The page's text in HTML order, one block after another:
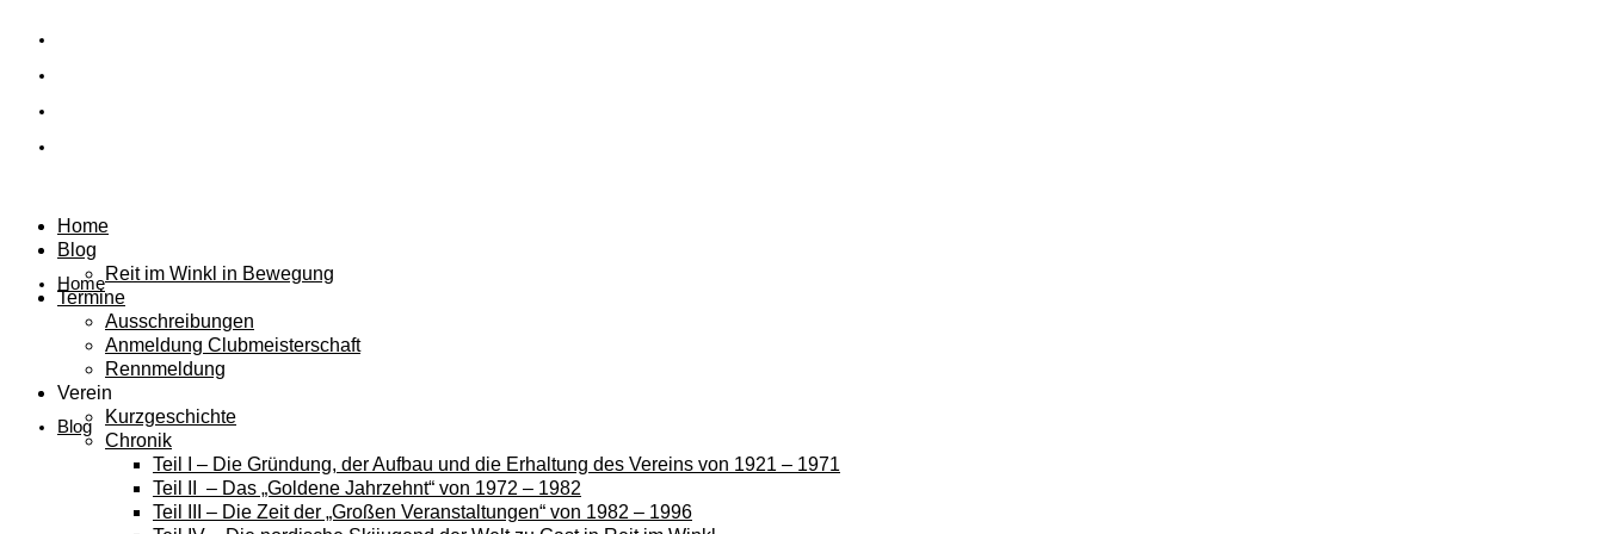
Home
Blog
Home
Blog
Reit im Winkl in Bewegung
Termine
Ausschreibungen
Anmeldung Clubmeisterschaft
Rennmeldung
Verein
Kurzgeschichte
Chronik
Teil I – Die Gründung, der Aufbau und die Erhaltung des Vereins von 1921 – 1971
Teil II – Das „Goldene Jahrzehnt“ von 1972 – 1982
Teil III – Die Zeit der „Großen Veranstaltungen“ von 1982 – 1996